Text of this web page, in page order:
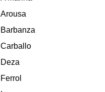
Arousa
Barbanza
Carballo
Deza
Ferrol